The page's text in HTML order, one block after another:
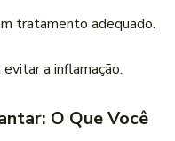
tratamento adequado.
a inflamação.
O Que Você